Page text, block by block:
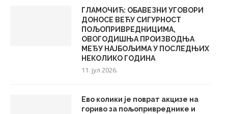
ГЛАМОЧИЋ: ОБАВЕЗНИ УГОВОРИ
ДОНОСЕ ВЕЋУ СИГУРНОСТ
ПОЉОПРИВРЕДНИЦИМА,
ОВОГОДИШЊА ПРОИЗВОДЊА
МЕЂУ НАЈБОЉИМА У ПОСЛЕДЊИХ
НЕКОЛИКО ГОДИНА
11. јул 2026.
Ево колики је поврат акцизе на
гориво за пољопривреднике и